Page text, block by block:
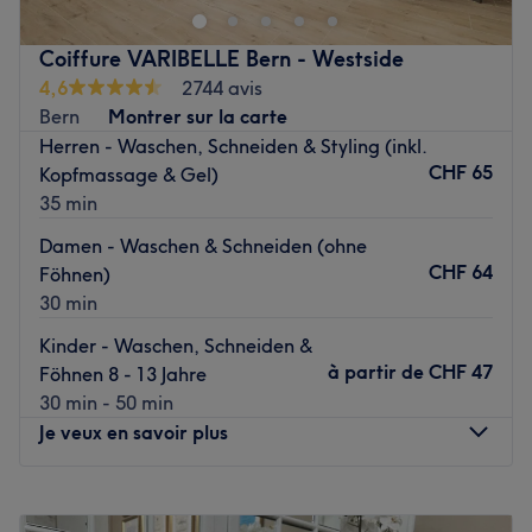
Wünsche wahr. Egal ob eine entspannende Maniküre,
hochwertige Nagelmodellagen oder Gellack — lehne
dich zurück und lass dich überzeugen.
Nächste öffentliche Verkehrsmittel:
Die Station Bümpliz Post ist nur eine Gehminute vom
Studio entfernt.
Das Team:
Inhaberin Rosana ist ausgesprochen qualifiziert und
dabei superherzlich. Sie setzt alles daran, dir genau das
Design zu zaubern, das du dir wünscht. Im Studio wird
Spanisch gesprochen.
Was uns an dem Salon gefällt:
Atmosphäre: Einladend, schön, cool.
Expertise: Maniküren, Pediküren undNagelmodellagen.
Coiffure VARIBELLE Bern - Westside
4,6
2744 avis
Bern
Montrer sur la carte
Herren - Waschen, Schneiden & Styling (inkl.
Kopfmassage & Gel)
35 min
CHF 65
Damen - Waschen & Schneiden (ohne
Föhnen)
30 min
CHF 64
Kinder - Waschen, Schneiden &
Föhnen 8 - 13 Jahre
30 min - 50 min
à partir de CHF 47
Je veux en savoir plus
Mardi
09:00 –